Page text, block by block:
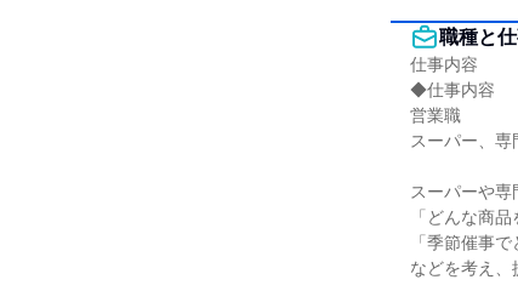
職種と
仕事内容
◆仕事内容
営業職
スーパー、
スーパーや専
「どんな商
「季節催事
などを考え、